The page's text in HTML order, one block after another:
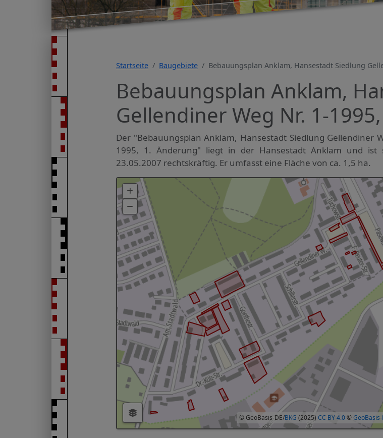
Startseite Baugebiete Bebauungsplan Anklam, Hansestadt Siedlung
Bebauungsplan Anklam,
Gellendiner Weg Nr. 1-
Der "Bebauungsplan Anklam, Hansestadt Siedlung Gellendiner
1995, 1. Änderung" liegt in der Hansestadt Anklam und ist
23.05.2007 rechtskräftig. Er umfasst eine Fläche von ca. 1,5 ha.
© GeoBasis-DE/BKG (2025) CC BY 4.0 ©